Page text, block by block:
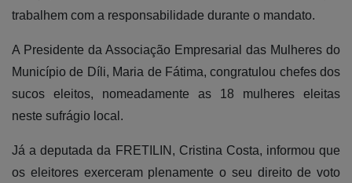
trabalhem com a responsabilidade durante o mandato.
A Presidente da Associação Empresarial das Mulheres do
Município de Díli, Maria de Fátima, congratulou chefes dos
sucos eleitos, nomeadamente as 18 mulheres eleitas
neste sufrágio local.
Já a deputada da FRETILIN, Cristina Costa, informou que
os eleitores exerceram plenamente o seu direito de voto